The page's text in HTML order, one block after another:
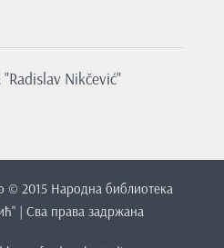
Nikčević"
© 2015 Народна библиотека
| Сва права задржана